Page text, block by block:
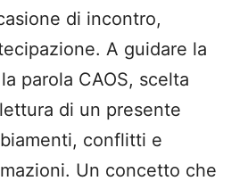
di incontro,
A guidare la
parola CAOS, scelta
di un presente
conflitti e
Un concetto che